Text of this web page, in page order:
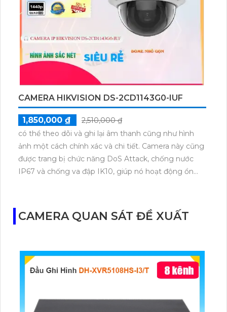
hình ảnh và âm thanh trên cáp đồng trục. Điểm nổi
bật khác là khả năng thu âm chất lượng cao.
CAMERA HIKVISION DS-2CD1143G0-IUF
1,850,000 ₫
2,510,000 ₫
có thể theo dõi và ghi lại âm thanh cũng như hình
ảnh một cách chính xác và chi tiết. Camera này cũng
được trang bị chức năng DoS Attack, chống nước
IP67 và chống va đập IK10, giúp nó hoạt động ổn
tính năng thông minh như phát hiện chuyển động,
đếm người, cảnh báo xâm nhập và nhiều hơn nữa.
các dự án dân dụng và gia đình.
CAMERA QUAN SÁT ĐỀ XUẤT